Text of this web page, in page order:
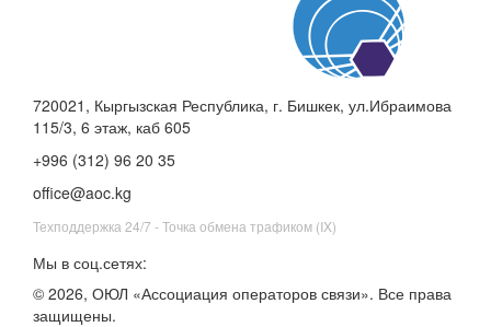
720021, Кыргызская Республика, г. Бишкек, ул.Ибраимова
115/3, 6 этаж, каб 605
+996 (312) 96 20 35
office@aoc.kg
Техподдержка 24/7 - Точка обмена трафиком (IX)
Мы в соц.сетях:
© 2026, ОЮЛ «Ассоциация операторов связи». Все права
защищены.